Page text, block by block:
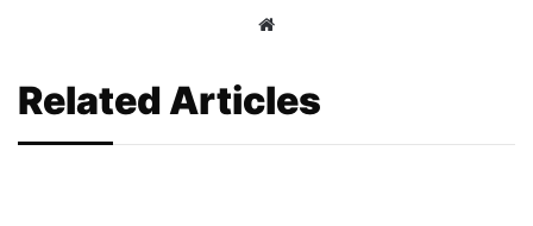
Website
Related Articles